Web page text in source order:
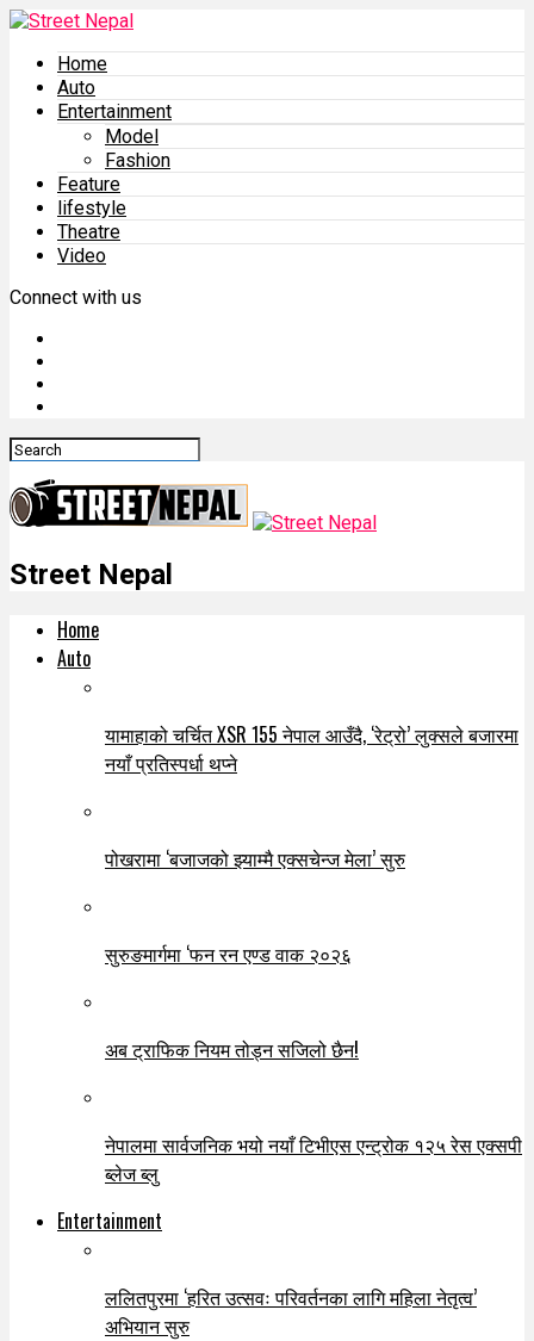
Home
Auto
Entertainment
Model
Fashion
Feature
lifestyle
Theatre
Video
Connect with us
Street Nepal
Home
Auto
यामाहाको चर्चित XSR 155 नेपाल आउँदै, ‘रेट्रो’ लुक्सले बजारमा
नयाँ प्रतिस्पर्धा थप्ने
पोखरामा ‘बजाजको झ्याम्मै एक्सचेन्ज मेला’ सुरु
सुरुङमार्गमा ‘फन रन एण्ड वाक २०२६
अब ट्राफिक नियम तोड्न सजिलो छैन!
नेपालमा सार्वजनिक भयो नयाँ टिभीएस एन्ट्रोक १२५ रेस एक्सपी
ब्लेज ब्लु
Entertainment
ललितपुरमा ‘हरित उत्सवः परिवर्तनका लागि महिला नेतृत्व’
अभियान सुरु